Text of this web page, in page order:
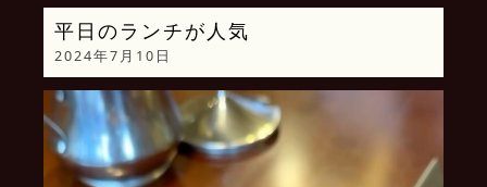
平日のランチが人気
2024年7月10日
動
画
プ